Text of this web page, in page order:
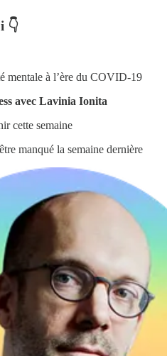
👇
mentale à l’ère du COVID-19
avec Lavinia Ionita
cette semaine
manqué la semaine dernière